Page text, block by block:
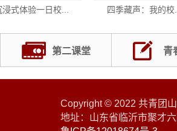
式体验一日校... 四季藏声：我的校...
第二课堂 青
Copyright © 2022 共青团
地址：山东省临沂市聚才